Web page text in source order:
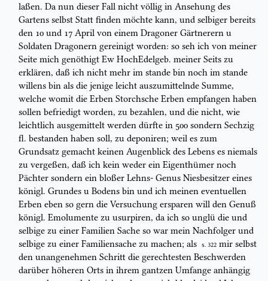
laßen. Da nun dieser Fall nicht völlig in Ansehung des
Gartens selbst Statt finden möchte kann, und selbiger bereits
den 10 und 17 April von einem Dragoner Gärtnerern u
Soldaten Dragonern gereinigt worden: so seh ich von meiner
Seite mich genöthigt Ew HochEdelgeb. meiner Seits zu
erklären, daß ich nicht mehr im stande bin noch im stande
willens bin als die jenige leicht auszumittelnde Summe,
welche womit die Erben Storchsche Erben empfangen haben
sollen befriedigt worden, zu bezahlen, und die nicht, wie
leichtlich ausgemittelt werden dürfte in 500 sondern Sechzig
fl. bestanden haben soll, zu deponiren; weil es zum
Grundsatz gemacht keinen Augenblick des Lebens es niemals
zu vergeßen, daß ich kein weder ein Eigenthümer noch
Pächter sondern ein bloßer Lehns- Genus Niesbesitzer eines
königl. Grundes u Bodens bin und ich meinen eventuellen
Erben eben so gern die Versuchung ersparen will den Genuß
königl. Emolumente zu usurpiren, da ich so unglü die und
selbige zu einer Familien Sache so war mein Nachfolger und
selbige zu einer Familiensache zu machen; als
S. 322 mir selbst
den unangenehmen Schritt die gerechtesten Beschwerden
darüber höheren Orts in ihrem gantzen Umfange anhängig